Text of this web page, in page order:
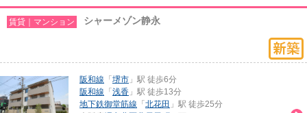
賃貸｜マンション シャーメゾン静永
阪和線 「 堺市 」駅 徒歩6分
阪和線 「 浅香 」駅 徒歩13分
地下鉄御堂筋線 「 北花田 」駅 徒歩25分